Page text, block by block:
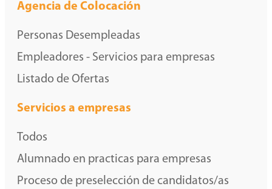
Agencia de Colocación
Personas Desempleadas
Empleadores - Servicios para empresas
Listado de Ofertas
Servicios a empresas
Todos
Alumnado en practicas para empresas
Proceso de preselección de candidatos/as